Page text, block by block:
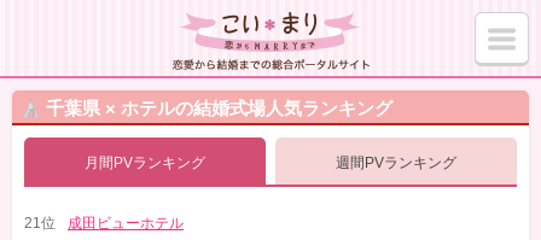
千葉県 × ホテルの結婚式場人気ランキング
月間PVランキング 週間PVランキング
21位 成田ビューホテル